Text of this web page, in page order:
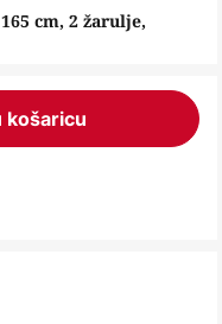
cm, 2 žarulje,
košaricu